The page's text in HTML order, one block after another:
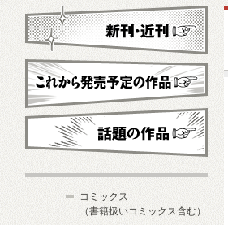
新刊・近刊
これから発売予定
コミックス
（書籍扱いコミックス含む）